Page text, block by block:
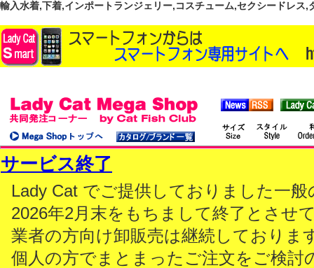
輸入水着,下着,インポートランジェリー,コスチューム,セクシードレス
サービス終了
Lady Cat でご提供しておりました一
2026年2月末をもちまして終了とさせ
業者の方向け卸販売は継続しておりま
個人の方でまとまったご注文をご検討